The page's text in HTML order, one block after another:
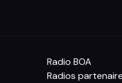
Radio BOA
Radios